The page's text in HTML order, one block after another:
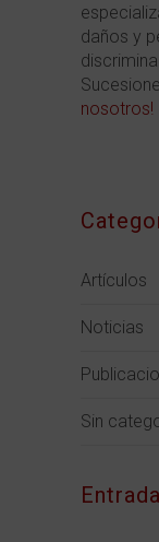
daños y
nosotros!
Artículos
Noticias
Sin